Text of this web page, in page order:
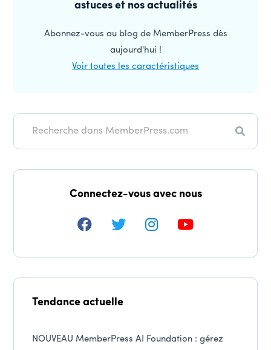
principaleastuces et nos actualités
Abonnez-vous au blog de MemberPress dès
aujourd'hui !
Voir toutes les caractéristiques
Connectez-vous avec nous
Tendance actuelle
NOUVEAU MemberPress AI Foundation : gérez